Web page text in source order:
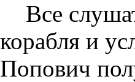
Все
корабля и
Попович